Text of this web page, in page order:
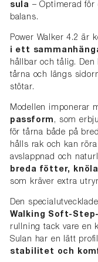
sula – Optimerad
balans.
Power Walker 4.2 är
i ett
hållbar och tålig. Den
tårna och längs
stötar.
Modellen imponerar
passform , som
för tårna både på
hålls rak och kan
avslappnad och
breda fötter,
som kräver extra
Den specialutvecklade
Walking Soft-
rullning tack vare en
Sulan har en lätt
stabilitet och